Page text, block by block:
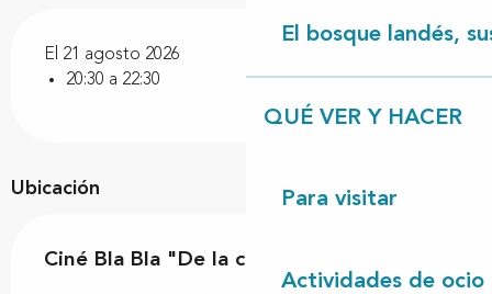
El bosque landés,
QUÉ VER Y HACER
Para visitar
Actividades de ocio
El 21 agosto 2026
20:30 a 22:30
Ubicación
Ciné Bla Bla "De la comédie française"